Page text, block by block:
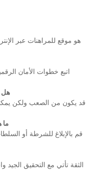
اتبع خطوات الأمان
هل
قد يكون من الصعب ولكن
ما
قم بالإبلاغ للشرطة أو
الثقة تأتي مع التحقيق